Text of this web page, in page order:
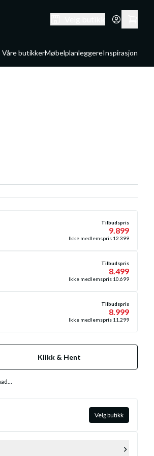
Våre butikkerMøbelplanleggereInspirasjon
Tilbudspris
9.899
Ikke medlemspris 12.399
Tilbudspris
8.499
Ikke medlemspris 10.699
Tilbudspris
8.999
Ikke medlemspris 11.299
Klikk & Hent
Velg butikk